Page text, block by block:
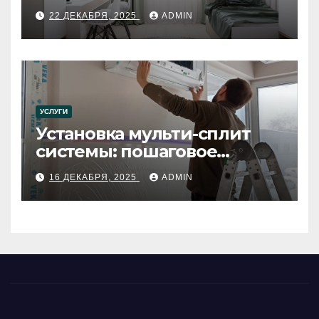
22 ДЕКАБРЯ, 2025 ADMIN
УСЛУГИ
Установка мульти-сплит
системы: пошаговое
руководство
16 ДЕКАБРЯ, 2025 ADMIN